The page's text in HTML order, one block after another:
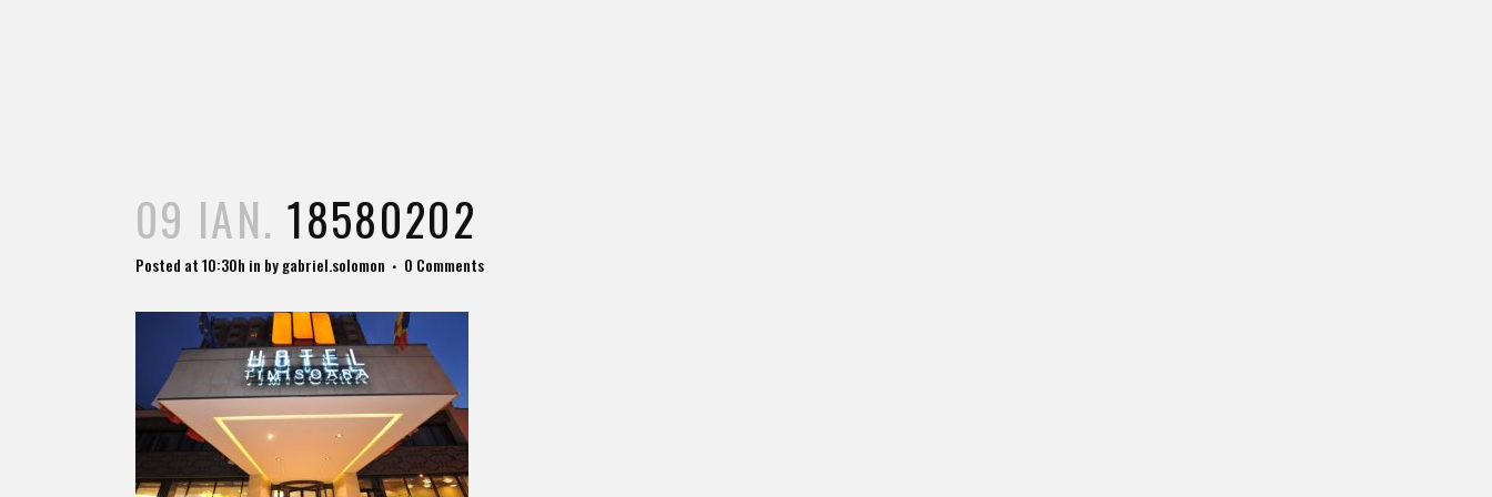
09 IAN. 18580202
Posted at 10:30h in bygabriel.solomon 0 Comments